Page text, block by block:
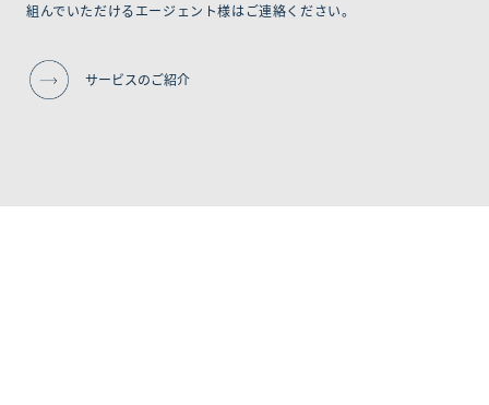
組んでいただけるエージェント様はご連絡ください。
サービスのご紹介